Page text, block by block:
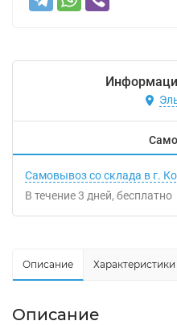
Самовывоз со склада в г.
В течение3 дней Бесплатно
Описание Характеристики
Описание